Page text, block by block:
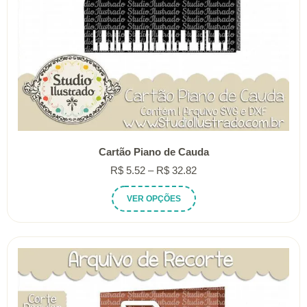
Cartão Piano de Cauda
R$ 5.52 – R$ 32.82Faixa
através
R$ 32.82
VER OPÇÕES
produto
tem
várias
variantes.
As
opções
podem